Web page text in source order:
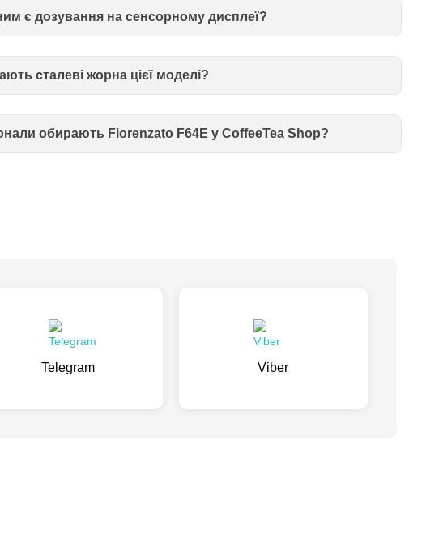
є дозування на сенсорному дисплеї?
сталеві жорна цієї моделі?
обирають Fiorenzato F64E у CoffeeTea Shop?
Telegram Viber